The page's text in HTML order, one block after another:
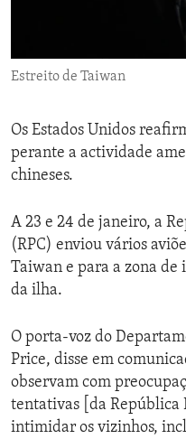
ENVIRONMENT AND
IDEALS AND
Estreito de Taiwan
Os Estados Unidos
perante a actividade
chineses.
A 23 e 24 de janeiro, a
(RPC) enviou vários
Taiwan e para a zona de
da ilha.
O porta-voz do
Price, disse em
observam com
tentativas [da República
intimidar os vizinhos,